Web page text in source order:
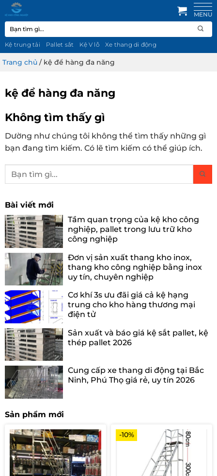
qua
nội
dung
Tìm
kiếm:
Kệ trung tải Pallet sắt Kệ V lỗ Xe thang di động
Trang chủ / kệ để hàng đa năng
kệ để hàng đa năng
Không tìm thấy gì
Dường như chúng tôi không thể tìm thấy những gì
bạn đang tìm kiếm. Có lẽ tìm kiếm có thể giúp ích.
Bài viết mới
Tầm quan trọng của kệ kho công
nghiệp, pallet trong lưu trữ kho
công nghiệp
Đơn vị sản xuất thang kho inox,
thang kho công nghiệp bằng inox
uy tín, chuyên nghiệp
Cơ khí 3s ưu đãi giá cả kệ hạng
trung cho kho hàng thương mại
điện tử
Sản xuất và báo giá kệ sắt pallet, kệ
thép pallet 2026
Cung cấp xe thang di động tại Bắc
Ninh, Phú Thọ giá rẻ, uy tín 2026
Sản phẩm mới
-10%